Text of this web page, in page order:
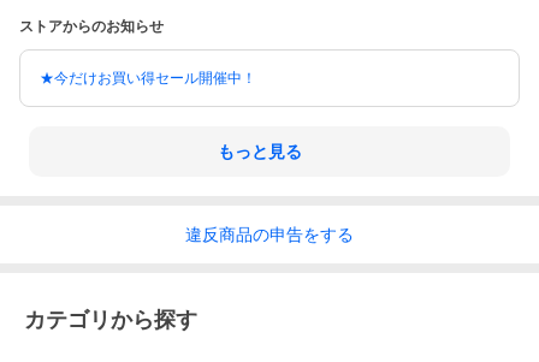
ストアからのお知らせ
★今だけお買い得セール開催中！
もっと見る
違反商品の申告をする
カテゴリから探す